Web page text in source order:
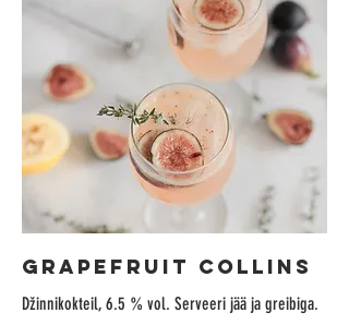
GRAPEFRUIT COLLINS
Džinnikokteil, 6.5 % vol. Serveeri jää ja greibiga.